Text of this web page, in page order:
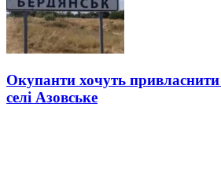
Окупанти хочуть
селі Азовське